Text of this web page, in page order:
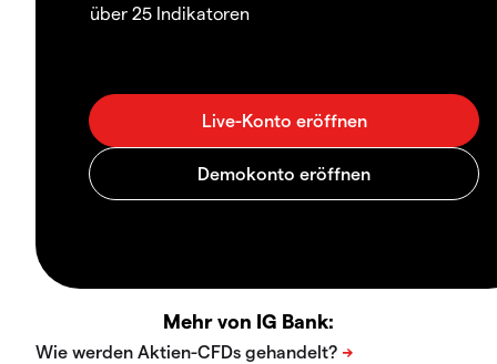
über 25 Indikatoren
Mehr von IG Bank: